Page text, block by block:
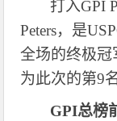
打入GPI
Peters，是
全场的终极
为此次的第9名
GPI总榜